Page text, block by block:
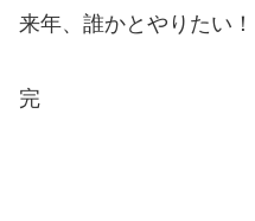
来年、誰かとやりたい！
完